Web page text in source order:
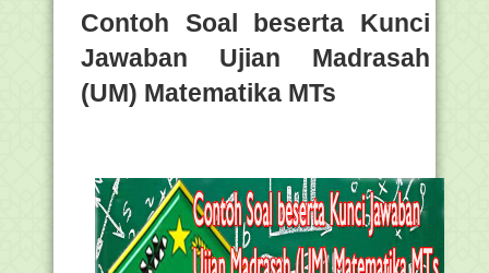
Contoh Soal beserta Kunci
Jawaban Ujian Madrasah
(UM) Matematika MTs